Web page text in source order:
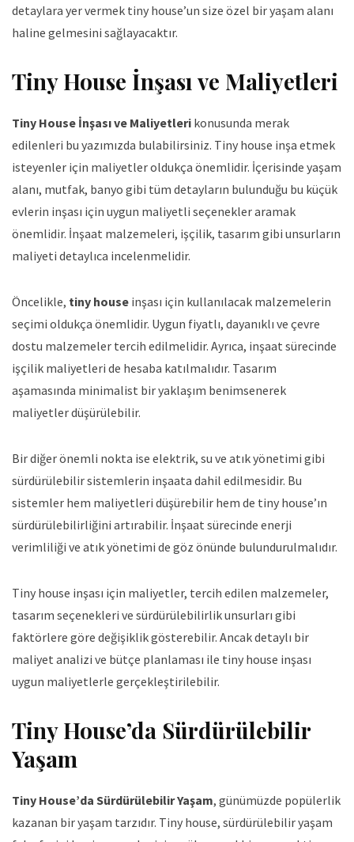
detaylara yer vermek tiny house’un size özel bir yaşam alanı
haline gelmesini sağlayacaktır.
Tiny House İnşası ve Maliyetleri
Tiny House İnşası ve Maliyetleri konusunda merak
edilenleri bu yazımızda bulabilirsiniz. Tiny house inşa etmek
isteyenler için maliyetler oldukça önemlidir. İçerisinde yaşam
alanı, mutfak, banyo gibi tüm detayların bulunduğu bu küçük
evlerin inşası için uygun maliyetli seçenekler aramak
önemlidir. İnşaat malzemeleri, işçilik, tasarım gibi unsurların
maliyeti detaylıca incelenmelidir.
Öncelikle, tiny house inşası için kullanılacak malzemelerin
seçimi oldukça önemlidir. Uygun fiyatlı, dayanıklı ve çevre
dostu malzemeler tercih edilmelidir. Ayrıca, inşaat sürecinde
işçilik maliyetleri de hesaba katılmalıdır. Tasarım
aşamasında minimalist bir yaklaşım benimsenerek
maliyetler düşürülebilir.
Bir diğer önemli nokta ise elektrik, su ve atık yönetimi gibi
sürdürülebilir sistemlerin inşaata dahil edilmesidir. Bu
sistemler hem maliyetleri düşürebilir hem de tiny house’ın
sürdürülebilirliğini artırabilir. İnşaat sürecinde enerji
verimliliği ve atık yönetimi de göz önünde bulundurulmalıdır.
Tiny house inşası için maliyetler, tercih edilen malzemeler,
tasarım seçenekleri ve sürdürülebilirlik unsurları gibi
faktörlere göre değişiklik gösterebilir. Ancak detaylı bir
maliyet analizi ve bütçe planlaması ile tiny house inşası
uygun maliyetlerle gerçekleştirilebilir.
Tiny House’da Sürdürülebilir
Yaşam
Tiny House’da Sürdürülebilir Yaşam, günümüzde popülerlik
kazanan bir yaşam tarzıdır. Tiny house, sürdürülebilir yaşam